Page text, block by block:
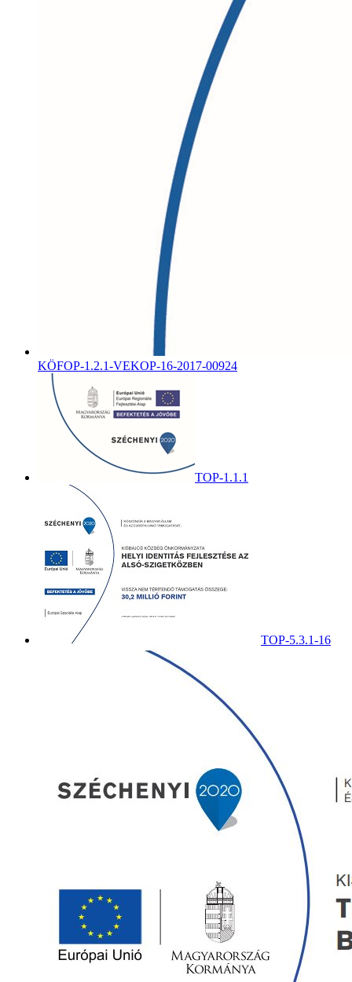
KÖFOP-1.2.1-VEKOP-16-2017-00924
TOP-1.1.1
TOP-5.3.1-16